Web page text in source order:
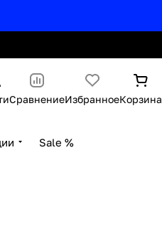
СравнениеИзбранноеКорзина
Sale %